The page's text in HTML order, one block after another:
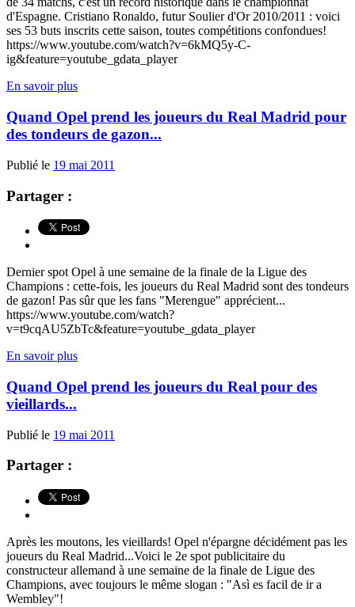
d'Espagne. Cristiano Ronaldo, futur Soulier d'Or 2010/2011 : voici
ses 53 buts inscrits cette saison, toutes compétitions confondues!
https://www.youtube.com/watch?v=6kMQ5y-C-
ig&feature=youtube_gdata_player
En savoir plus
Quand Opel prend les joueurs du Real Madrid pour
des tondeurs de gazon...
Publié le 19 mai 2011
Partager :
Dernier spot Opel à une semaine de la finale de la Ligue des
Champions : cette-fois, les joueurs du Real Madrid sont des tondeurs
de gazon! Pas sûr que les fans "Merengue" apprécient...
https://www.youtube.com/watch?
v=t9cqAU5ZbTc&feature=youtube_gdata_player
En savoir plus
Quand Opel prend les joueurs du Real pour des
vieillards...
Publié le 19 mai 2011
Partager :
Après les moutons, les vieillards! Opel n'épargne décidément pas les
joueurs du Real Madrid...Voici le 2e spot publicitaire du
constructeur allemand à une semaine de la finale de Ligue des
Champions, avec toujours le même slogan : "Asì es facil de ir a
Wembley"!